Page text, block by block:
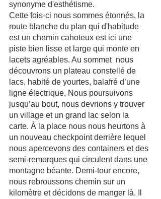
synonyme d'esthétisme.
Cette fois-ci nous sommes étonnés, la
route blanche du plan qui d'habitude
est un chemin cahoteux est ici une
piste bien lisse et large qui monte en
lacets agréables. Au sommet  nous
découvrons un plateau constellé de
lacs, habité de yourtes, balafré d’une
ligne électrique. Nous poursuivons
jusqu’au bout, nous devrions y trouver
un village et un grand lac selon la
carte. À la place nous nous heurtons à
un nouveau checkpoint derrière lequel
nous apercevons des containers et des
semi-remorques qui circulent dans une
montagne béante. Demi-tour encore,
nous rebroussons chemin sur un
kilomètre et décidons de manger là. Il